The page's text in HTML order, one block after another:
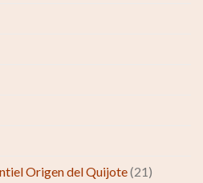
Origen del Quijote(21)